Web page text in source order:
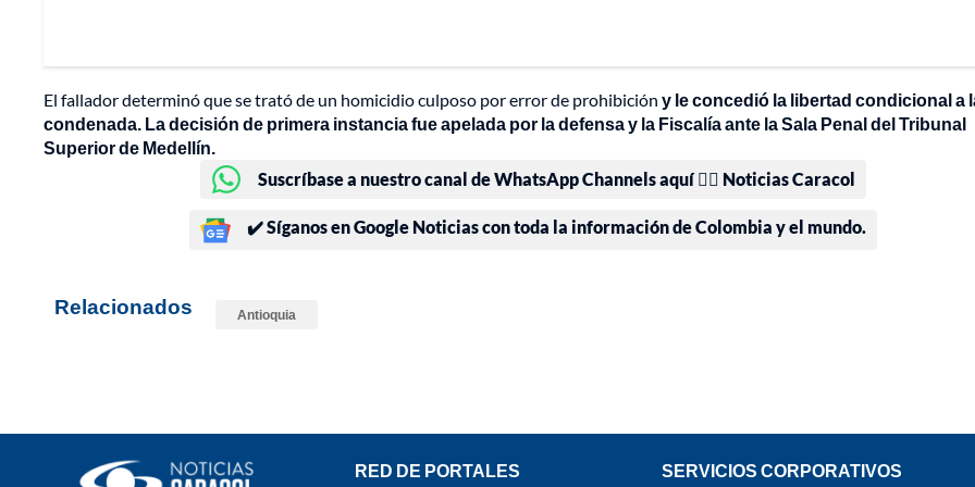
El fallador determinó que se trató de un homicidio culposo por error de prohibición y le concedió la libertad condicional a
condenada. La decisión de primera instancia fue apelada por la defensa y la Fiscalía ante la Sala Penal del Tribunal
Superior de Medellín.
Suscríbase a nuestro canal de WhatsApp Channels aquí 👉🏻 Noticias Caracol
✔️ Síganos en Google Noticias con toda la información de Colombia y el mundo.
Relacionados Antioquia
RED DE PORTALES SERVICIOS CORPORATIVOS